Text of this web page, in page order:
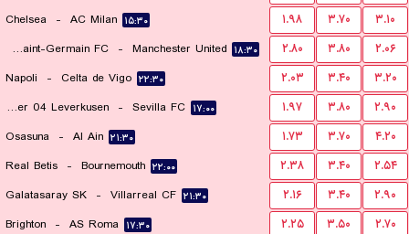
Chelsea - AC Milan ۱۵:۳۰ ۱.۹۸ ۳.۷۰
۳.۱۰
Paris Saint-Germain FC
- Manchester United ۱۸:۳۰ ۲.۸۰ ۳.۸۰
۲.۰۶
Napoli - Celta de Vigo ۲۲:۳۰ ۲.۰۳ ۳.۴۰
۳.۲۰
Bayer 04 Leverkusen
- Sevilla FC ۱۷:۰۰ ۱.۹۷ ۳.۸۰
۲.۹۰
Osasuna - Al Ain ۲۱:۳۰ ۱.۷۳ ۳.۷۰
۴.۲۰
Real Betis - Bournemouth ۲۲:۰۰ ۲.۳۸ ۳.۴۰
۲.۵۴
Galatasaray SK - Villarreal CF ۲۱:۳۰ ۲.۱۶ ۳.۴۰
۲.۹۰
Brighton - AS Roma ۱۷:۳۰ ۲.۲۵ ۳.۵۰
۲.۷۰